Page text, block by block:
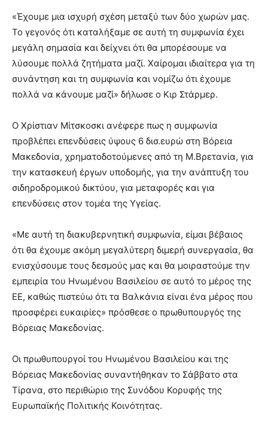
«Έχουμε μια ισχυρή σχέση μεταξύ των δύο χωρών μας.
Το γεγονός ότι καταλήξαμε σε αυτή τη συμφωνία έχει
μεγάλη σημασία και δείχνει ότι θα μπορέσουμε να
λύσουμε πολλά ζητήματα μαζί. Χαίρομαι ιδιαίτερα για τη
συνάντηση και τη συμφωνία και νομίζω ότι έχουμε
πολλά να κάνουμε μαζί» δήλωσε ο Κιρ Στάρμερ.
Ο Χρίστιαν Μίτσκοσκι ανέφερε πως η συμφωνία
προβλέπει επενδύσεις ύψους 6 δισ.ευρώ στη Βόρεια
Μακεδονία, χρηματοδοτούμενες από τη Μ.Βρετανία, για
την κατασκευή έργων υποδομής, για την ανάπτυξη του
σιδηροδρομικού δικτύου, για μεταφορές και για
επενδύσεις στον τομέα της Υγείας.
«Με αυτή τη διακυβερνητική συμφωνία, είμαι βέβαιος
ότι θα έχουμε ακόμη μεγαλύτερη διμερή συνεργασία, θα
ενισχύσουμε τους δεσμούς μας και θα μοιραστούμε την
εμπειρία του Ηνωμένου Βασιλείου σε αυτό το μέρος της
ΕΕ, καθώς πιστεύω ότι τα Βαλκάνια είναι ένα μέρος που
προσφέρει ευκαιρίες» πρόσθεσε ο πρωθυπουργός της
Βόρειας Μακεδονίας.
Οι πρωθυπουργοί του Ηνωμένου Βασιλείου και της
Βόρειας Μακεδονίας συναντήθηκαν το Σάββατο στα
Τίρανα, στο περιθώριο της Συνόδου Κορυφής της
Ευρωπαϊκής Πολιτικής Κοινότητας.